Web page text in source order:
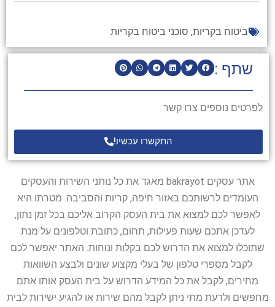
שתף :
לפרטים נוספים צרו קשר
התקשרו עכשיו!
ביטוח בקריות, סוכני ביטוח בקריות
אתר עסקים bakrayot מאגד את כל נותני השירות והעסקים
העומדים לרשותכם באזור חיפה, קריות והסביבה. מטרתו היא
לאפשר לכם למצוא את בית העסק הקרוב אליכם בכל זמן נתון,
לעדכן אתכם שעות פעילות, תחום, כתובת וטלפונים על מנת
שתוכלו למצוא את הדרוש לכם בקלות ונוחות. האתר יאפשר לכם
לקבל מספרי טלפון של בעלי מקצוע שונים ולבצע השוואות
מחירים, לקבל את כל המידע הדרוש על בית העסק אותו אתם
מחפשים ולדעת מתי ניתן לקבל מהם שירות או להגיע ישירות לבית